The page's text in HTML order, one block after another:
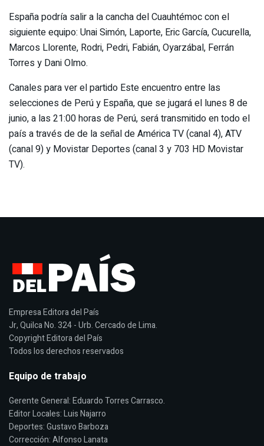
España podría salir a la cancha del Cuauhtémoc con el
siguiente equipo: Unai Simón, Laporte, Eric García, Cucurella,
Marcos Llorente, Rodri, Pedri, Fabián, Oyarzábal, Ferrán
Torres y Dani Olmo.
Canales para ver el partido Este encuentro entre las
selecciones de Perú y España, que se jugará el lunes 8 de
junio, a las 21:00 horas de Perú, será transmitido en todo el
país a través de de la señal de América TV (canal 4), ATV
(canal 9) y Movistar Deportes (canal 3 y 703 HD Movistar
TV).
Empresa Editora del País
Jr, Quilca No. 324 - Urb. Cercado de Lima.
Copyright Editora del País
Todos los derechos reservados
Equipo de trabajo
Gerente General: Eduardo Torres Carrasco.
Editor Locales: Luis Najarro
Deportes: Gustavo Barboza
Corrección: Alfonso Lanata